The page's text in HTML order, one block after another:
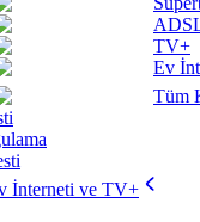
TV+
Ev
Tüm
İnterneti ve TV+